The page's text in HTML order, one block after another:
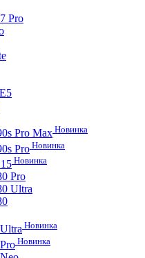
Pro
Pro Max Новинка
Pro Новинка
Новинка
Pro
Ultra
Новинка
Новинка